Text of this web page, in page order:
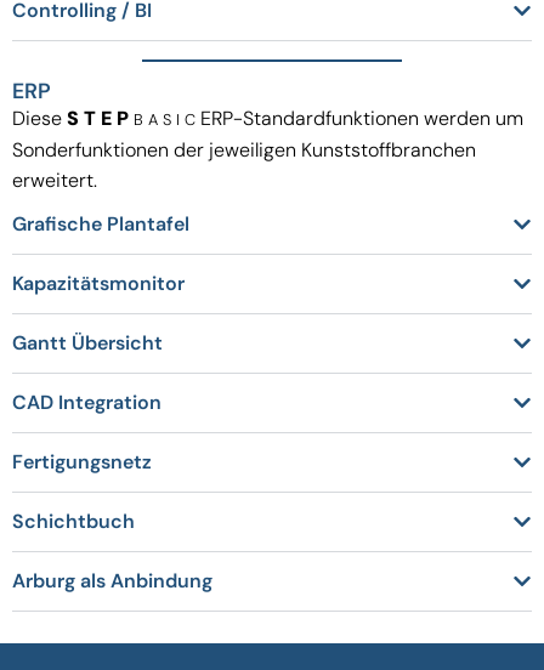
Controlling / BI
ERP
DieseSTEP BASIC ERP-Standardfunktionen werden um
Sonderfunktionen der jeweiligen Kunststoffbranchen
erweitert.
Grafische Plantafel
Kapazitätsmonitor
Gantt Übersicht
CAD Integration
Fertigungsnetz
Schichtbuch
Arburg als Anbindung